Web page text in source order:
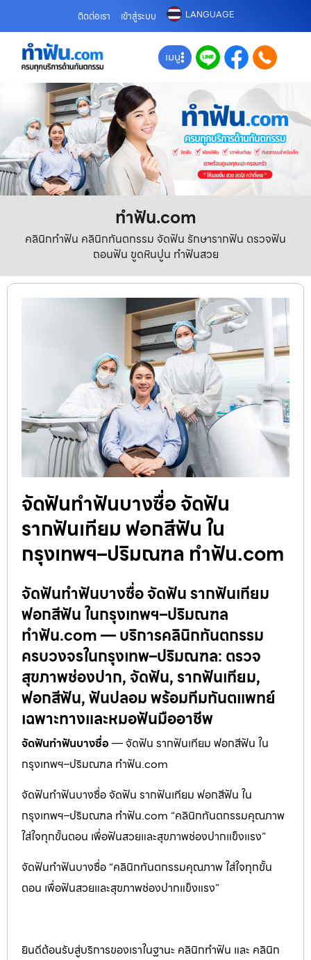
ติดต่อเรา เข้าสู่ระบบ LANGUAGE
เมนู
ทําฟัน.com
คลินิกทำฟัน คลินิกทันตกรรม จัดฟัน รักษารากฟัน ตรวจฟัน
ถอนฟัน ขูดหินปูน ทำฟันสวย
จัดฟันทำฟันบางซื่อ จัดฟัน
รากฟันเทียม ฟอกสีฟัน ใน
กรุงเทพฯ–ปริมณฑล ทำฟัน.com
จัดฟันทำฟันบางซื่อ จัดฟัน รากฟันเทียม
ฟอกสีฟัน ในกรุงเทพฯ–ปริมณฑล
ทำฟัน.com — บริการคลินิกทันตกรรม
ครบวงจรในกรุงเทพ–ปริมณฑล: ตรวจ
สุขภาพช่องปาก, จัดฟัน, รากฟันเทียม,
ฟอกสีฟัน, ฟันปลอม พร้อมทีมทันตแพทย์
เฉพาะทางและหมอฟันมืออาชีพ
จัดฟันทำฟันบางซื่อ— จัดฟัน รากฟันเทียม ฟอกสีฟัน ใน
กรุงเทพฯ–ปริมณฑล ทำฟัน.com
จัดฟันทำฟันบางซื่อ จัดฟัน รากฟันเทียม ฟอกสีฟัน ใน
กรุงเทพฯ–ปริมณฑล ทำฟัน.com “คลินิกทันตกรรมคุณภาพ
ใส่ใจทุกขั้นตอน เพื่อฟันสวยและสุขภาพช่องปากแข็งแรง”
จัดฟันทำฟันบางซื่อ “คลินิกทันตกรรมคุณภาพ ใส่ใจทุกขั้น
ตอน เพื่อฟันสวยและสุขภาพช่องปากแข็งแรง”
ยินดีต้อนรับสู่บริการของเราในฐานะ คลินิกทำฟัน และ คลินิก